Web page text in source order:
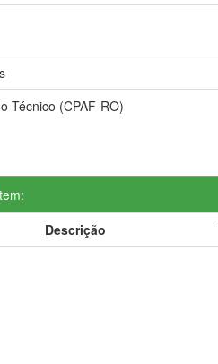
Técnico (CPAF-RO)
Descrição